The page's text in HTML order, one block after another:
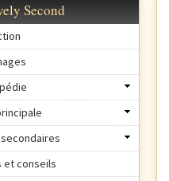
Second
et conseils